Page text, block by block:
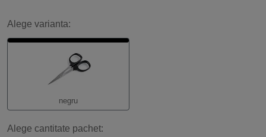
Alege varianta:
negru
Alege cantitate pachet: